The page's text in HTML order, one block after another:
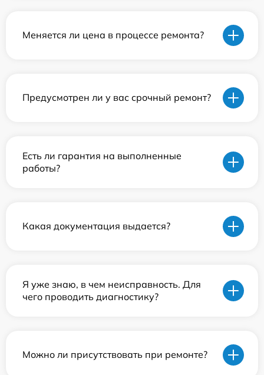
Меняется ли цена в процессе ремонта?
Предусмотрен ли у вас срочный ремонт?
Есть ли гарантия на выполненные
работы?
Какая документация выдается?
Я уже знаю, в чем неисправность. Для
чего проводить диагностику?
Можно ли присутствовать при ремонте?